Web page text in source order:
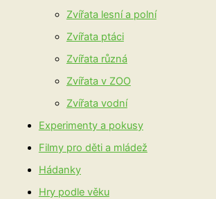
Zvířata lesní a polní
Zvířata ptáci
Zvířata různá
Zvířata v ZOO
Zvířata vodní
Experimenty a pokusy
Filmy pro děti a mládež
Hádanky
Hry podle věku